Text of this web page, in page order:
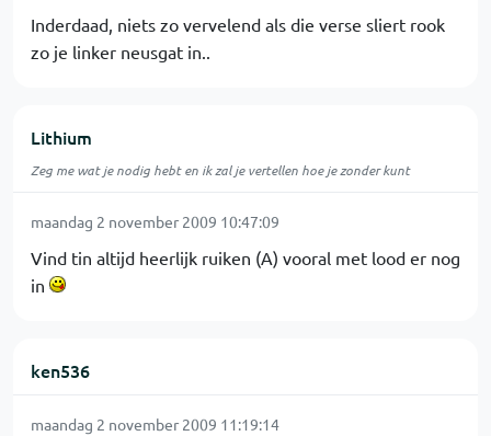
Inderdaad, niets zo vervelend als die verse sliert rook
zo je linker neusgat in..
Lithium
Zeg me wat je nodig hebt en ik zal je vertellen hoe je zonder kunt
maandag 2 november 2009 10:47:09
Vind tin altijd heerlijk ruiken (A) vooral met lood er nog
in
ken536
maandag 2 november 2009 11:19:14